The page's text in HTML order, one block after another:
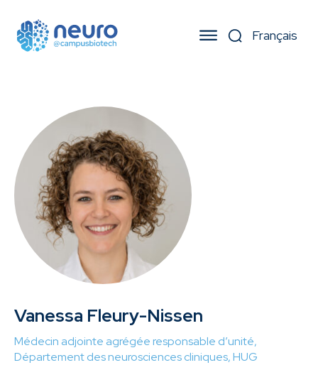
Vanessa Fleury-Nissen
Médecin adjointe agrégée responsable d’unité,
Département des neurosciences cliniques, HUG